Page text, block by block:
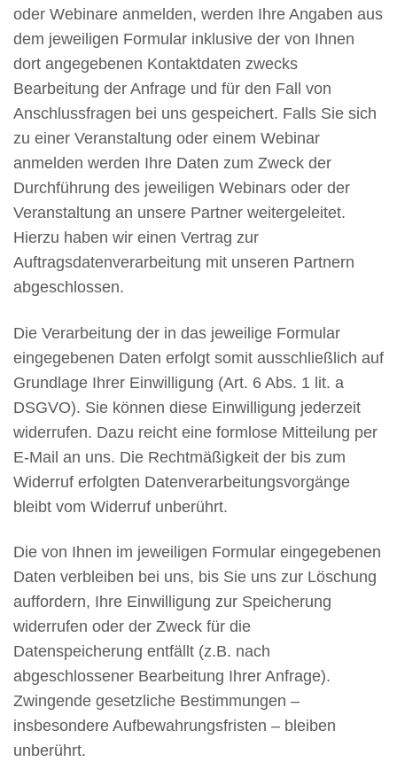
oder Webinare anmelden, werden Ihre Angaben aus
dem jeweiligen Formular inklusive der von Ihnen
dort angegebenen Kontaktdaten zwecks
Bearbeitung der Anfrage und für den Fall von
Anschlussfragen bei uns gespeichert. Falls Sie sich
zu einer Veranstaltung oder einem Webinar
anmelden werden Ihre Daten zum Zweck der
Durchführung des jeweiligen Webinars oder der
Veranstaltung an unsere Partner weitergeleitet.
Hierzu haben wir einen Vertrag zur
Auftragsdatenverarbeitung mit unseren Partnern
abgeschlossen.
Die Verarbeitung der in das jeweilige Formular
eingegebenen Daten erfolgt somit ausschließlich auf
Grundlage Ihrer Einwilligung (Art. 6 Abs. 1 lit. a
DSGVO). Sie können diese Einwilligung jederzeit
widerrufen. Dazu reicht eine formlose Mitteilung per
E-Mail an uns. Die Rechtmäßigkeit der bis zum
Widerruf erfolgten Datenverarbeitungsvorgänge
bleibt vom Widerruf unberührt.
Die von Ihnen im jeweiligen Formular eingegebenen
Daten verbleiben bei uns, bis Sie uns zur Löschung
auffordern, Ihre Einwilligung zur Speicherung
widerrufen oder der Zweck für die
Datenspeicherung entfällt (z.B. nach
abgeschlossener Bearbeitung Ihrer Anfrage).
Zwingende gesetzliche Bestimmungen –
insbesondere Aufbewahrungsfristen – bleiben
unberührt.